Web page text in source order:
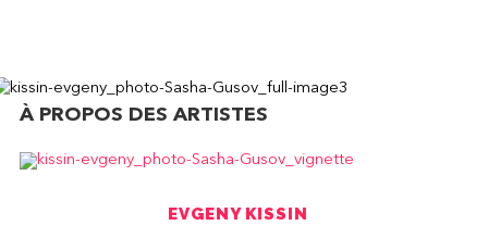
À PROPOS DES ARTISTES
EVGENY KISSIN